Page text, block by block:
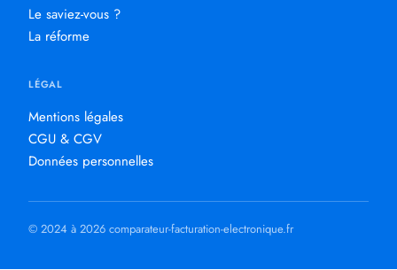
Le saviez-vous ?
La réforme
LÉGAL
Mentions légales
CGU & CGV
Données personnelles
© 2024 à 2026 comparateur-facturation-electronique.fr